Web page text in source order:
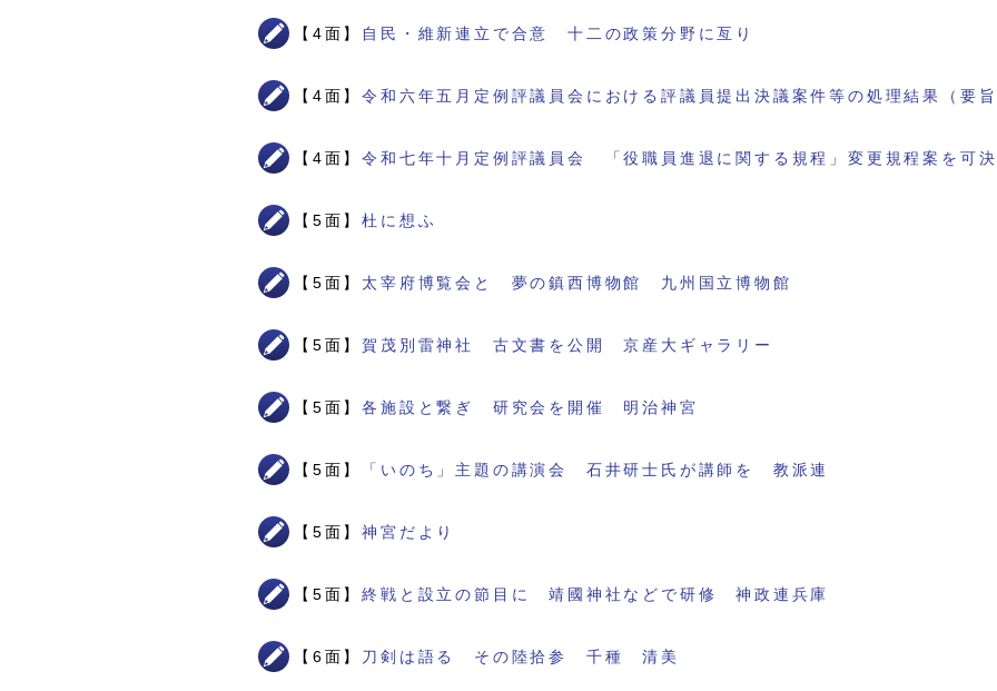
【4面】 自民・維新連立で合意 十二の政策分野に亙り
【4面】令和六年五月定例評議員会における評議員提出決議案件等の処理結果（要旨
【4面】令和七年十月定例評議員会 「役職員進退に関する規程」変更規程案を可決
【5面】杜に想ふ
【5面】 太宰府博覧会と 夢の鎮西博物館 九州国立博物館
【5面】賀茂別雷神社 古文書を公開 京産大ギャラリー
【5面】各施設と繋ぎ 研究会を開催 明治神宮
【5面】 「いのち」主題の講演会 石井研士氏が講師を 教派連
【5面】神宮だより
【5面】終戦と設立の節目に 靖國神社などで研修 神政連兵庫
【6面】 刀剣は語る その陸拾参 千種 清美